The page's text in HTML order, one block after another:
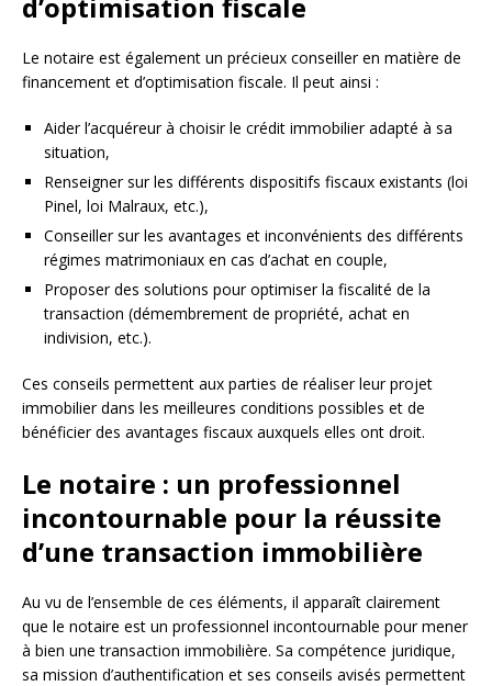
Le notaire est également un précieux conseiller en matière de
financement et d’optimisation fiscale. Il peut ainsi :
Aider l’acquéreur à choisir le crédit immobilier adapté à sa
situation,
Renseigner sur les différents dispositifs fiscaux existants (loi
Pinel, loi Malraux, etc.),
Conseiller sur les avantages et inconvénients des différents
régimes matrimoniaux en cas d’achat en couple,
Proposer des solutions pour optimiser la fiscalité de la
transaction (démembrement de propriété, achat en
indivision, etc.).
Ces conseils permettent aux parties de réaliser leur projet
immobilier dans les meilleures conditions possibles et de
bénéficier des avantages fiscaux auxquels elles ont droit.
Le notaire : un professionnel
incontournable pour la réussite
d’une transaction immobilière
Au vu de l’ensemble de ces éléments, il apparaît clairement
que le notaire est un professionnel incontournable pour mener
à bien une transaction immobilière. Sa compétence juridique,
sa mission d’authentification et ses conseils avisés permettent